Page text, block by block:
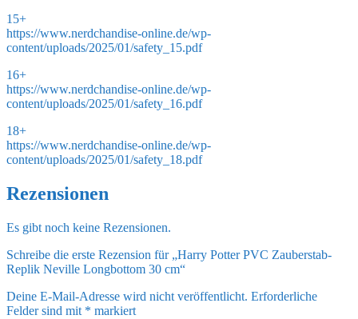
15+
https://www.nerdchandise-online.de/wp-
content/uploads/2025/01/safety_15.pdf
16+
https://www.nerdchandise-online.de/wp-
content/uploads/2025/01/safety_16.pdf
18+
https://www.nerdchandise-online.de/wp-
content/uploads/2025/01/safety_18.pdf
Rezensionen
Es gibt noch keine Rezensionen.
Schreibe die erste Rezension für „Harry Potter PVC Zauberstab-
Replik Neville Longbottom 30 cm“
Deine E-Mail-Adresse wird nicht veröffentlicht. Erforderliche
Felder sind mit * markiert